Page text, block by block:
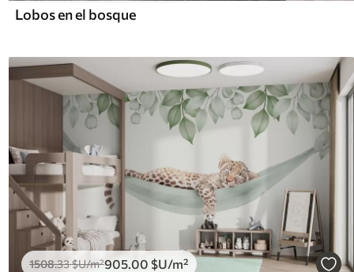
Lobos en el bosque
1508.33$U/m²905.00 $U/m²